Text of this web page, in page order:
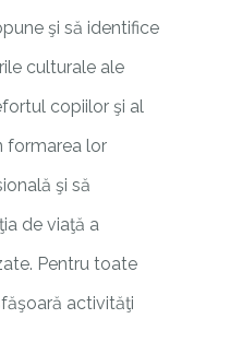
şi să identifice
culturale ale
copiilor şi al
formarea lor
şi să
de viaţă a
Pentru toate
activităţi